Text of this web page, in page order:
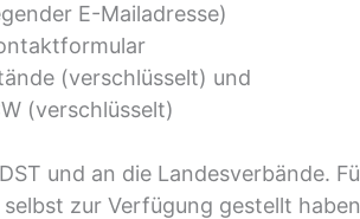
E-Mailadresse)
(verschlüsselt) und
(verschlüsselt)
und an die Landesverbände.
zur Verfügung gestellt